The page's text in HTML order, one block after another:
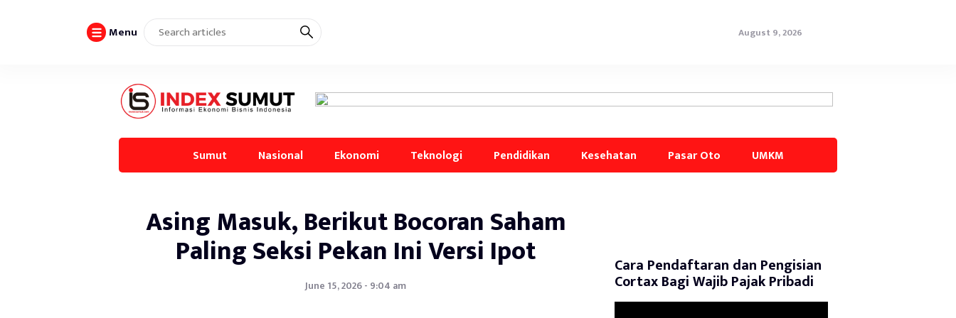
Menu August 9, 2026
Sumut Nasional Ekonomi Teknologi Pendidikan Kesehatan Pasar Oto UMKM
Asing Masuk, Berikut Bocoran Saham
Paling Seksi Pekan Ini Versi Ipot
June 15, 2026 - 9:04 am
Cara Pendaftaran dan Pengisian
Cortax Bagi Wajib Pajak Pribadi